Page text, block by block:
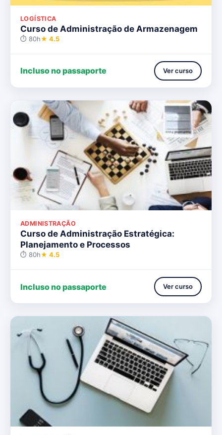
LOGÍSTICA
Curso de Administração de Armazenagem
⏱ 80h★ 4.5
Incluso no passaporte Ver curso
ADMINISTRAÇÃO
Curso de Administração Estratégica:
Planejamento e Processos
⏱ 80h★ 4.5
Incluso no passaporte Ver curso